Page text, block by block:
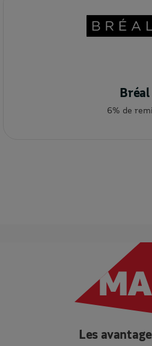
Bréal
6% de
Les